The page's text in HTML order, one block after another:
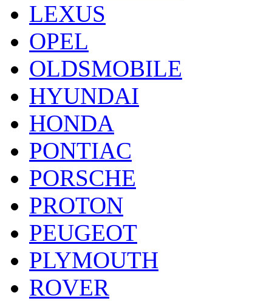
LEXUS
OPEL
OLDSMOBILE
HYUNDAI
HONDA
PONTIAC
PORSCHE
PROTON
PEUGEOT
PLYMOUTH
ROVER